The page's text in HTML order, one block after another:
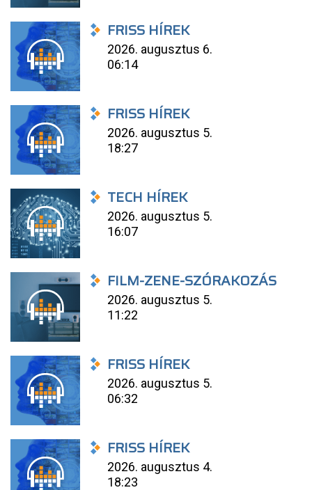
FRISS HÍREK
2026. augusztus 6.
06:14
FRISS HÍREK
2026. augusztus 5.
18:27
TECH HÍREK
2026. augusztus 5.
16:07
FILM-ZENE-SZÓRAKOZÁS
2026. augusztus 5.
11:22
FRISS HÍREK
2026. augusztus 5.
06:32
FRISS HÍREK
2026. augusztus 4.
18:23